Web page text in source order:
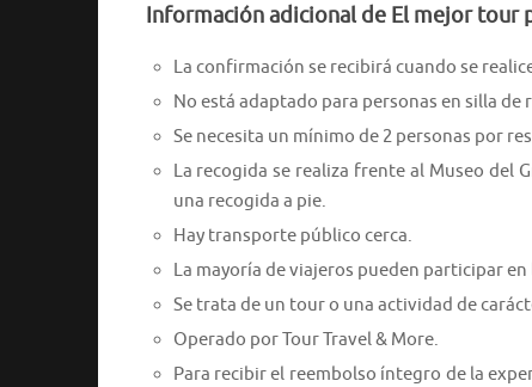
Información adicional de El mejor tour
La confirmación se recibirá cuando se
No está adaptado para personas en silla de
Se necesita un mínimo de 2 personas por
La recogida se realiza frente al Museo del
una recogida a pie.
Hay transporte público cerca.
La mayoría de viajeros pueden participar en
Se trata de un tour o una actividad de
Operado por Tour Travel & More.
Para recibir el reembolso íntegro de la